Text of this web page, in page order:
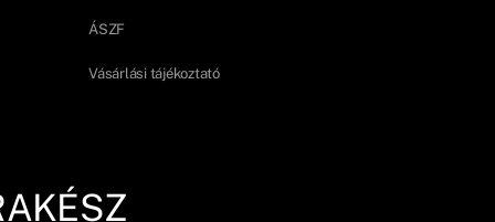
ÁSZF
Vásárlási tájékoztató